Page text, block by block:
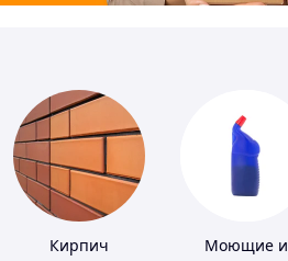
Кирпич
Моющие и